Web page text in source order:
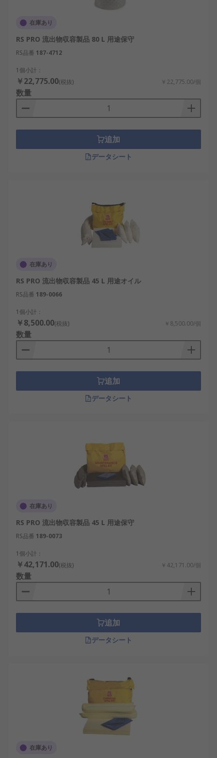
在庫あり
RS PRO 流出物収容製品 80 L 用途保守
RS品番 187-4712
1個小計：
￥22,775.00(税抜) ￥22,775.00/個
数量
追加
データシート
在庫あり
RS PRO 流出物収容製品 45 L 用途オイル
RS品番 189-0066
1個小計：
￥8,500.00(税抜) ￥8,500.00/個
数量
追加
データシート
在庫あり
RS PRO 流出物収容製品 45 L 用途保守
RS品番 189-0073
1個小計：
￥42,171.00(税抜) ￥42,171.00/個
数量
追加
データシート
在庫あり